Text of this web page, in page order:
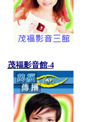
茂福影音館-4